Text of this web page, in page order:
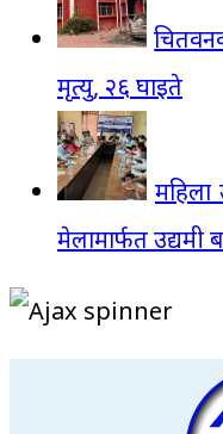
मृत्यु, २६ घाइते
महिला
मेलामार्फत उद्यमी